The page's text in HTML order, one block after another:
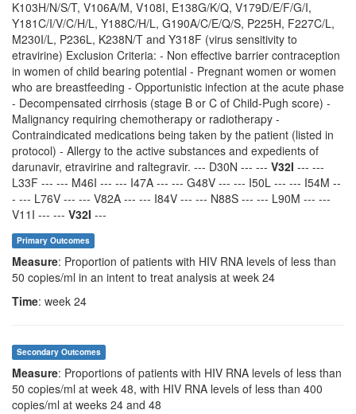
K103H/N/S/T, V106A/M, V108I, E138G/K/Q, V179D/E/F/G/I,
Y181C/I/V/C/H/L, Y188C/H/L, G190A/C/E/Q/S, P225H, F227C/L,
M230I/L, P236L, K238N/T and Y318F (virus sensitivity to
etravirine) Exclusion Criteria: - Non effective barrier contraception
in women of child bearing potential - Pregnant women or women
who are breastfeeding - Opportunistic infection at the acute phase
- Decompensated cirrhosis (stage B or C of Child-Pugh score) -
Malignancy requiring chemotherapy or radiotherapy -
Contraindicated medications being taken by the patient (listed in
protocol) - Allergy to the active substances and expedients of
darunavir, etravirine and raltegravir. --- D30N --- --- V32I --- ---
L33F --- --- M46I --- --- I47A --- --- G48V --- --- I50L --- --- I54M --
- --- L76V --- --- V82A --- --- I84V --- --- N88S --- --- L90M --- ---
V11I --- --- V32I ---
Primary Outcomes
Measure: Proportion of patients with HIV RNA levels of less than
50 copies/ml in an intent to treat analysis at week 24
Time: week 24
Secondary Outcomes
Measure: Proportions of patients with HIV RNA levels of less than
50 copies/ml at week 48, with HIV RNA levels of less than 400
copies/ml at weeks 24 and 48